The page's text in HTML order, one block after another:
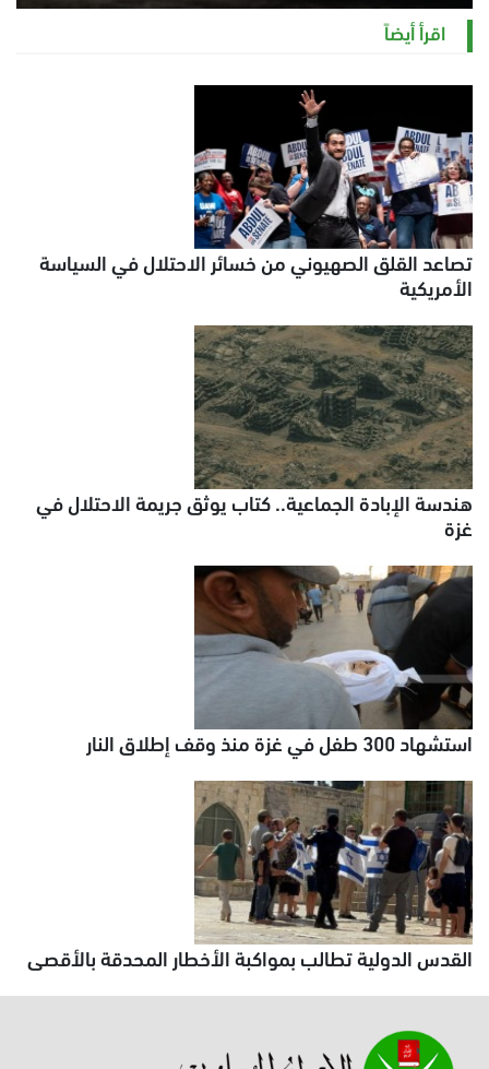
الخميس 6 أغسطس 2026 11:12 ص
اقرأ أيضاً
تصاعد القلق الصهيوني من خسائر الاحتلال في السياسة
الأمريكية
هندسة الإبادة الجماعية.. كتاب يوثق جريمة الاحتلال في
غزة
استشهاد 300 طفل في غزة منذ وقف إطلاق النار
القدس الدولية تطالب بمواكبة الأخطار المحدقة بالأقصى